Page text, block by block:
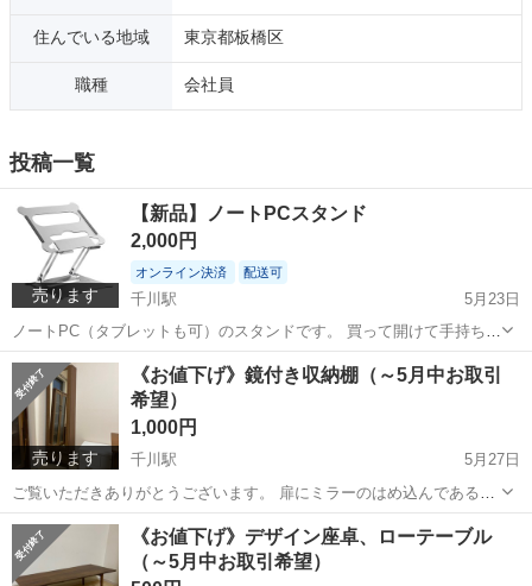
住んでいる地域 東京都板橋区
職種 会社員
投稿一覧
売ります
【新品】ノートPCスタンド
2,000円
オンライン決済 配送可
千川駅
5月23日
ノートPC（タブレットも可）のスタンドです。 買って開けて手持ちの
PCを乗せてみたら、サイズが合いませんでした。 作りとネジがしっか
りしていて、ガタつく・使用中に傾いてくるなどは全くないです。 ※
購入時価格3,300円でした...
東京 板橋区 千川駅 その他 スタンド
売ります
《お値下げ》鏡付き収納棚（～5月中お取引
希望）
1,000円
千川駅
5月27日
ご覧いただきありがとうございます。 扉にミラーのはめ込んである背
の高いスリムな収納棚です。 下部は引き出し、扉の中は中央の天板だ
け固定で 上下3枚の板はそれぞれお好きな位置に移動可能です。 BDや
文庫本、ハー...
東京 板橋区 千川駅 収納家具 文庫本
《お値下げ》デザイン座卓、ローテーブル
（～5月中お取引希望）